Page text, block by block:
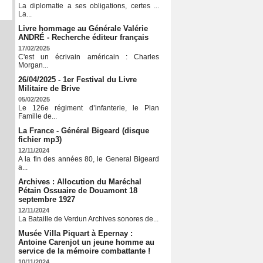
La diplomatie a ses obligations, certes ...
La...
Livre hommage au Générale Valérie
ANDRÉ - Recherche éditeur français
17/02/2025
C'est un écrivain américain : Charles
Morgan...
26/04/2025 - 1er Festival du Livre
Militaire de Brive
05/02/2025
Le 126e régiment d’infanterie, le Plan
Famille de...
La France - Général Bigeard (disque
fichier mp3)
12/11/2024
A la fin des années 80, le General Bigeard
a...
Archives : Allocution du Maréchal
Pétain Ossuaire de Douamont 18
septembre 1927
12/11/2024
La Bataille de Verdun Archives sonores de...
Musée Villa Piquart à Epernay :
Antoine Carenjot un jeune homme au
service de la mémoire combattante !